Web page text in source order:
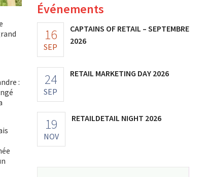
:
Événements
16
SEP
CAPTAINS OF RETAIL – SEPTEMBRE
2026
24
SEP
RETAIL MARKETING DAY 2026
19
NOV
RETAILDETAIL NIGHT 2026